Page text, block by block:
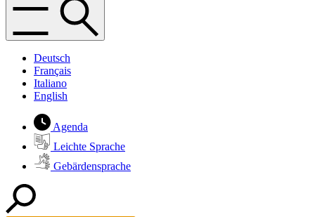
Deutsch
Français
Italiano
English
Agenda
Leichte Sprache
Gebärdensprache